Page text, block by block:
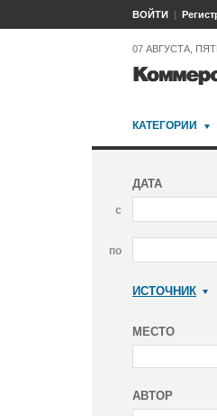
ВОЙТИ
07 АВГУСТА,
КАТЕГОРИИ
ДАТА
с
по
ИСТОЧНИК
МЕСТО
АВТОР